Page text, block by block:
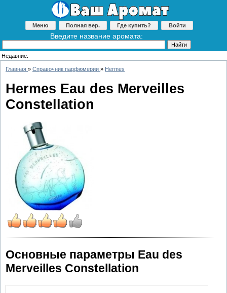
Меню Полная вер. Где купить? Войти
Введите название аромата:
Недавние:
Главная » Справочник парфюмерии » Hermes
Hermes Eau des Merveilles
Constellation
Основные параметры Eau des
Merveilles Constellation